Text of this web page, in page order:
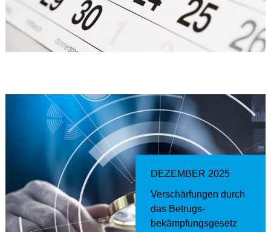
DEZEMBER 2025
Verschärfungen durch
das Betrugs­
bekämpfungs­gesetz